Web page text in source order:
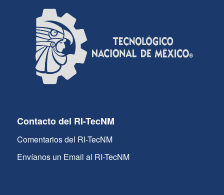
Contacto del RI-TecNM
Comentarios del RI-TecNM
Envíanos un Email al RI-TecNM